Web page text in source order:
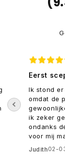
Eerst
Ik stond
omdat de
ik zeker
ondanks
voor mij
Judith02-